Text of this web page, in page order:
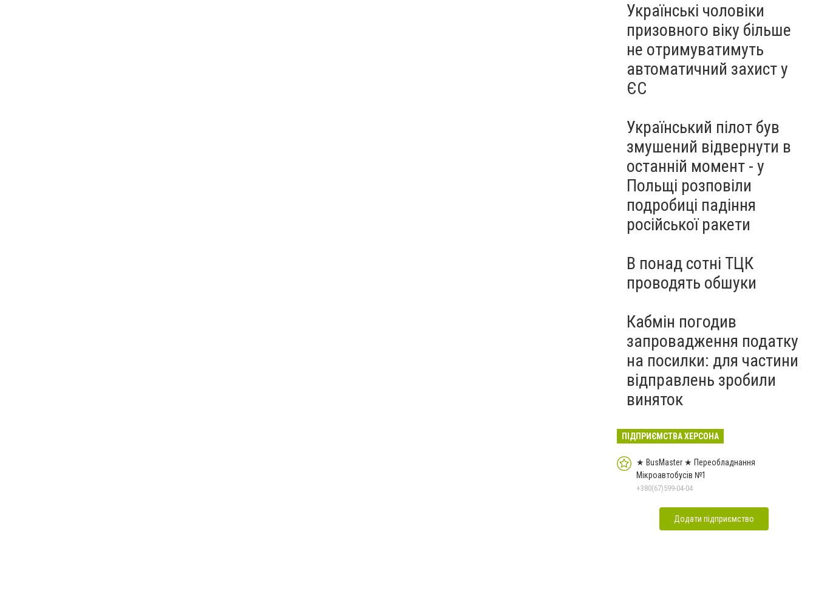
Українські чоловіки
призовного віку більше
не отримуватимуть
автоматичний захист у
ЄС
Український пілот був
змушений відвернути в
останній момент - у
Польщі розповіли
подробиці падіння
російської ракети
В понад сотні ТЦК
проводять обшуки
Кабмін погодив
запровадження податку
на посилки: для частини
відправлень зробили
виняток
ПІДПРИЄМСТВА ХЕРСОНА
★ BusMaster ★ Переобладнання
Мікроавтобусів №1
+380(67)599-04-04
Додати підприємство